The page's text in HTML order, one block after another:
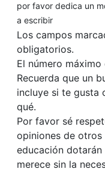
por favor dedica un
a escribir
Los campos
obligatorios.
El número
Recuerda que un
incluye si te gusta
qué.
Por favor sé
opiniones de otros
educación
merece sin la